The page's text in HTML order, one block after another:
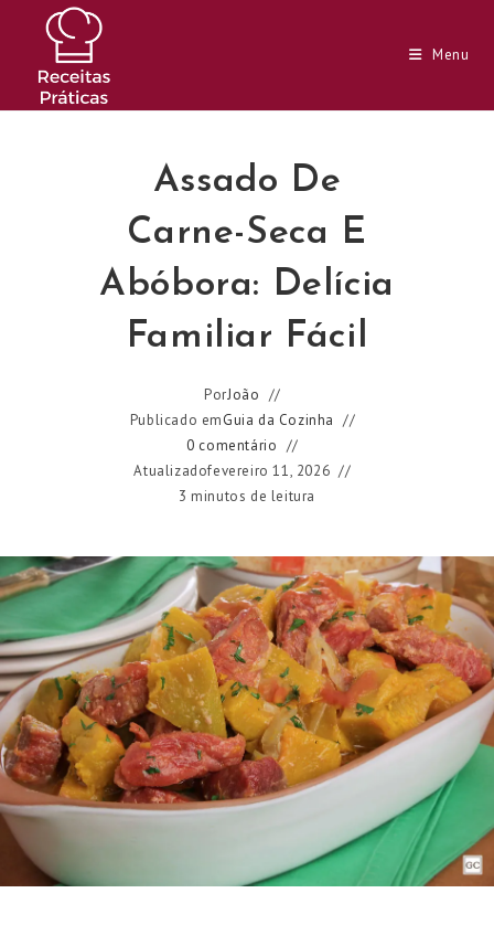
conteúdo
Menu
Assado De
Carne-Seca E
Abóbora: Delícia
Familiar Fácil
PorJoão
Publicado emGuia da Cozinha
0 comentário
Atualizadofevereiro 11, 2026
3 minutos de leitura